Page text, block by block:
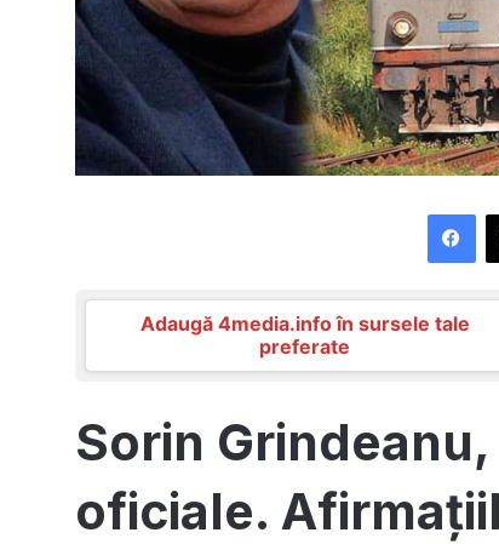
Adaugă 4media.info în sursele tale
preferate
Sorin
oficiale.